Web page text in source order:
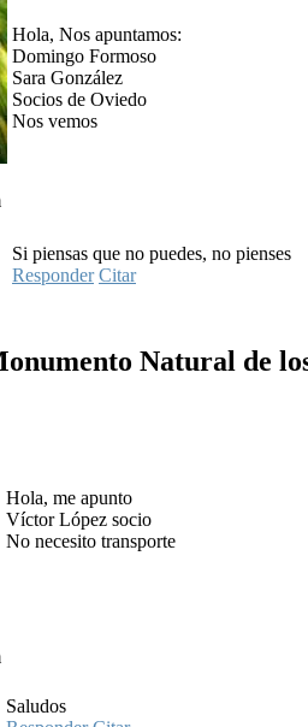
Hola, Nos apuntamos:
Domingo Formoso
Sara González
Socios de Oviedo
Nos vemos
Si piensas que no puedes, no pienses
Responder Citar
Natural de
Hola, me apunto
Víctor López socio
No necesito transporte
Saludos